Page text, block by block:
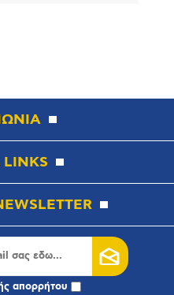
απορρήτου